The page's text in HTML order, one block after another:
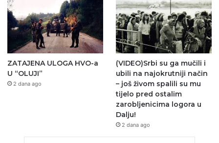
ZATAJENA ULOGA HVO-a
U “OLUJI”
2 dana ago
(VIDEO)Srbi su ga mučili i
ubili na najokrutniji način
– još živom spalili su mu
tijelo pred ostalim
zarobljenicima logora u
Dalju!
2 dana ago